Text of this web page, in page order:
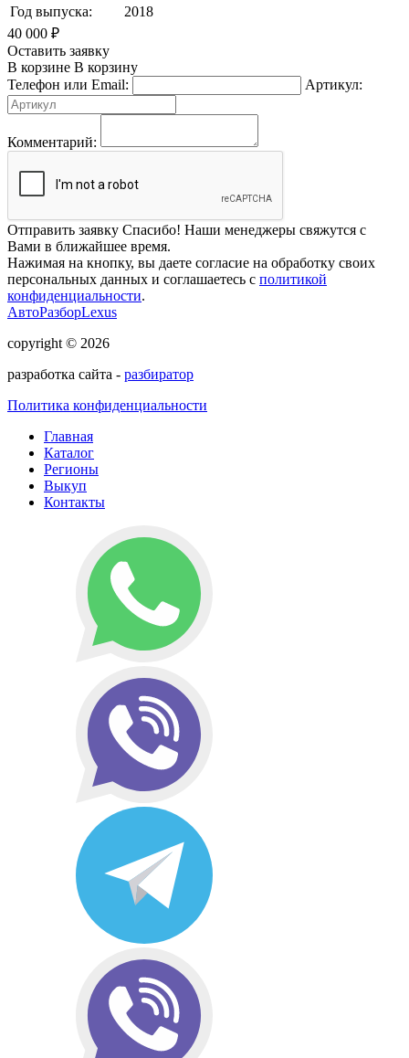
Год выпуска:
2018
40 000 ₽
Оставить заявку
В корзине В корзину
Телефон или Email:
Артикул:
Комментарий:
Отправить заявку Спасибо! Наши менеджеры свяжутся с
Вами в ближайшее время.
Нажимая на кнопку, вы даете согласие на обработку своих
персональных данных и соглашаетесь с политикой
конфиденциальности.
АвтоРазборLexus
copyright © 2026
разработка сайта - разбиратор
Политика конфиденциальности
Главная
Каталог
Регионы
Выкуп
Контакты